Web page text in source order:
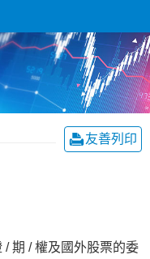
友善列印
期 / 權及國外股票的委